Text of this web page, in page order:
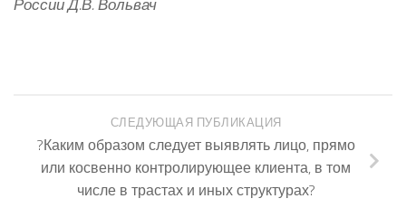
СЛЕДУЮЩАЯ ПУБЛИКАЦИЯ
?Каким образом следует выявлять лицо, прямо
или косвенно контролирующее клиента, в том
числе в трастах и иных структурах?